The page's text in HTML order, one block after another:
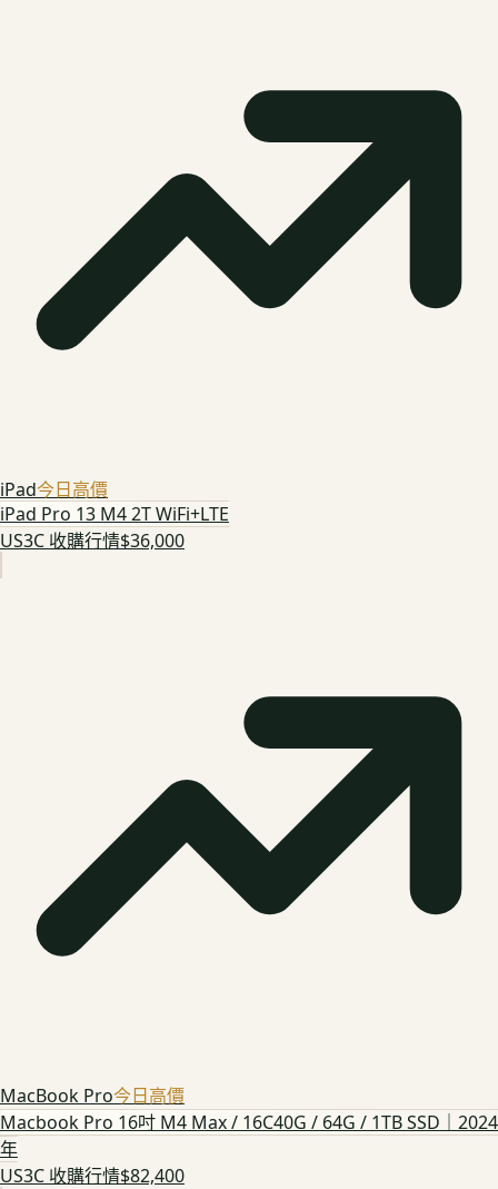
iPad今日高價
iPad Pro 13 M4 2T WiFi+LTE
US3C 收購行情$36,000
MacBook Pro今日高價
Macbook Pro 16吋 M4 Max / 16C40G / 64G / 1TB SSD｜2024
年
US3C 收購行情$82,400